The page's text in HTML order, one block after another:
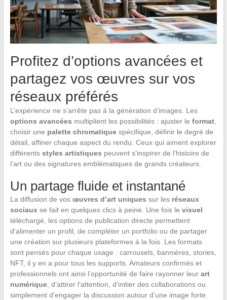
Profitez d’options avancées et
partagez vos œuvres sur vos
réseaux préférés
L’expérience ne s’arrête pas à la génération d’images. Les
options avancées multiplient les possibilités : ajuster le format,
choisir une palette chromatiquespécifique, définir le degré de
détail, affiner chaque aspect du rendu. Ceux qui aiment explorer
différents styles artistiques peuvent s’inspirer de l’histoire de
l’art ou des signatures emblématiques de grands créateurs.
Un partage fluide et instantané
La diffusion de vos œuvres d’art uniques sur les réseaux
sociauxse fait en quelques clics à peine. Une fois le visuel
téléchargé, les options de publication directe permettent
d’alimenter un profil, de compléter un portfolio ou de partager
une création sur plusieurs plateformes à la fois. Les formats
sont pensés pour chaque usage : carrousels, bannières, stories,
NFT, il y en a pour tous les supports. Amateurs confirmés et
professionnels ont ainsi l’opportunité de faire rayonner leur art
numérique, d’attirer l’attention, d’initier des collaborations ou
simplement d’engager la discussion autour d’une image forte.